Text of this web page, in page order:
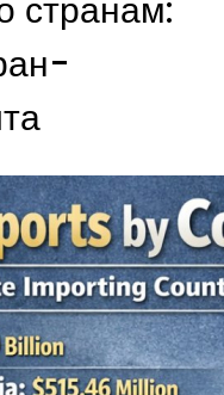
странам: